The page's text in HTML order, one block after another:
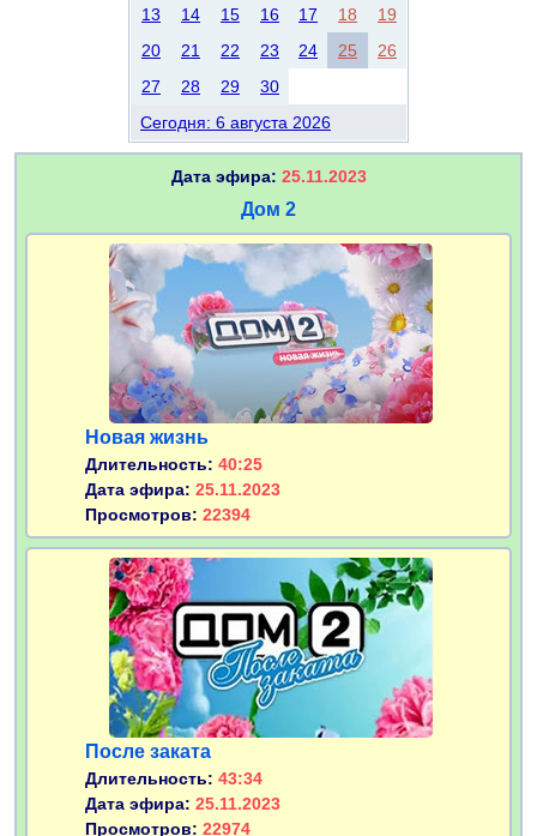
13
14 15 16 17 18
19
20
21 22 23 24 25
26
27
28 29
30
Сегодня: 6 августа 2026
Дата эфира: 25.11.2023
Дом 2
Новая жизнь
Длительность: 40:25
Дата эфира: 25.11.2023
Просмотров: 22394
После заката
Длительность: 43:34
Дата эфира: 25.11.2023
Просмотров: 22974